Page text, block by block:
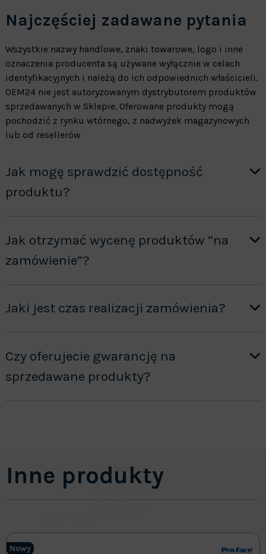
Najczęściej zadawane pytania
Wszystkie nazwy handlowe, znaki towarowe, logo i inne
oznaczenia producenta są używane wyłącznie w celach
identyfikacyjnych i należą do ich odpowiednich właścicieli.
OEM24 nie jest autoryzowanym dystrybutorem produktów
sprzedawanych w Sklepie. Oferowane produkty mogą
pochodzić z rynku wtórnego, z nadwyżek magazynowych
lub od resellerów
Jak mogę sprawdzić dostępność
produktu?
Jak otrzymać wycenę produktów ”na
zamówienie”?
Jaki jest czas realizacji zamówienia?
Czy oferujecie gwarancję na
sprzedawane produkty?
Inne produkty
Nowy